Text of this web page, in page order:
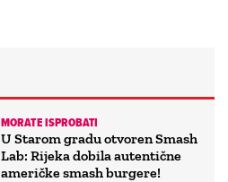
MORATE ISPROBATI
U Starom gradu otvoren Smash
Lab: Rijeka dobila autentične
američke smash burgere!